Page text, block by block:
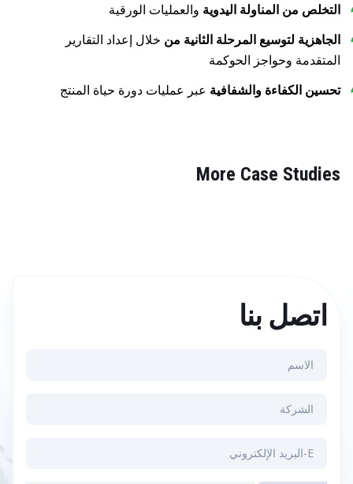
التخلص من المناولة اليدوية والعمليات الورقية
الجاهزية لتوسيع المرحلة الثانية من خلال إعداد التقارير
المتقدمة وحواجز الحوكمة
تحسين الكفاءة والشفافية عبر عمليات دورة حياة المنتج
More Case Studies
اتصل بنا